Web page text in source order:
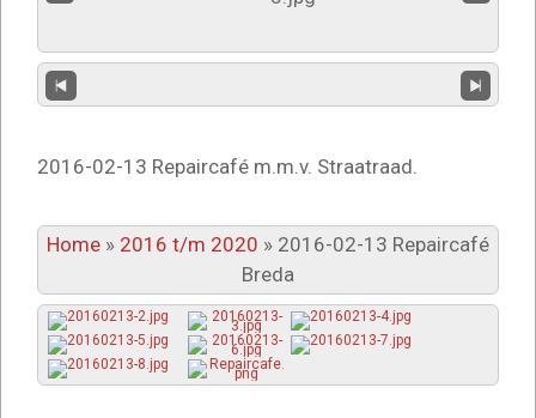
2016-02-13 Repaircafé m.m.v. Straatraad.
Home » 2016 t/m 2020 » 2016-02-13 Repaircafé
Breda